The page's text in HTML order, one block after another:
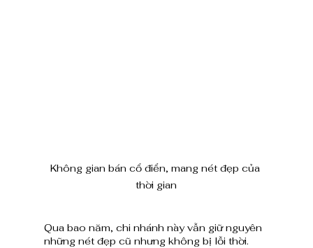
Không gian bán cổ điển, mang nét đẹp của
thời gian
Qua bao năm, chi nhánh này vẫn giữ nguyên
những nét đẹp cũ nhưng không bị lỗi thời.